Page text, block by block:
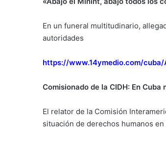
En un funeral multitudinario,
autoridades
https://www.14ymedio.com/
Comisionado de la CIDH: En
El relator de la Comisión
situación de derechos humanos en